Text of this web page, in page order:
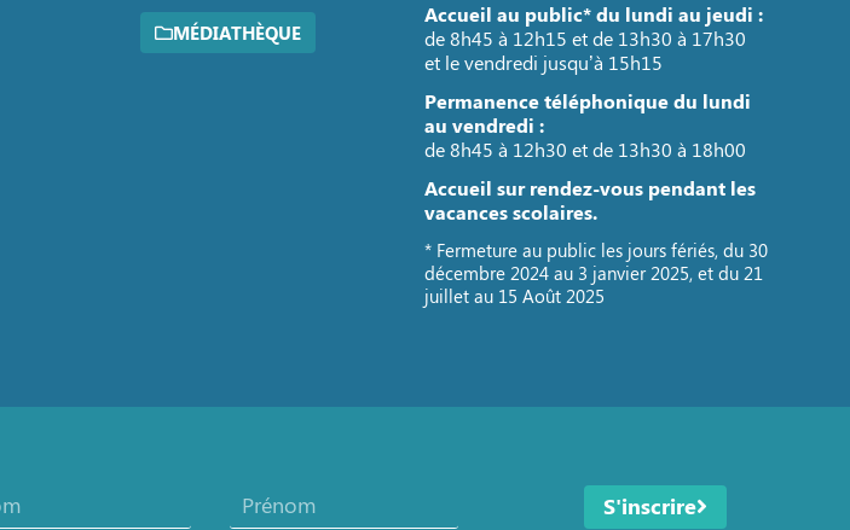
MÉDIATHÈQUE
Accueil au public* du lundi au jeudi :
de 8h45 à 12h15 et de 13h30 à 17h30
et le vendredi jusqu’à 15h15
Permanence téléphonique du lundi
au vendredi :
de 8h45 à 12h30 et de 13h30 à 18h00
Accueil sur rendez-vous pendant les
vacances scolaires.
* Fermeture au public les jours fériés, du 30
décembre 2024 au 3 janvier 2025, et du 21
juillet au 15 Août 2025
S'inscrire